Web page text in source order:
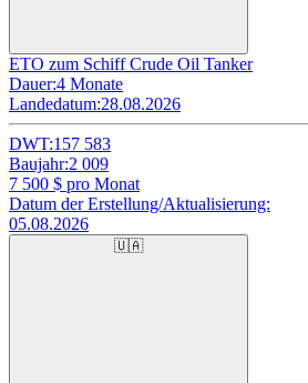
ETO zum Schiff Crude Oil Tanker
Dauer:4 Monate
Landedatum:28.08.2026
DWT:157 583
Baujahr:2 009
7 500 $ pro Monat
Datum der Erstellung/Aktualisierung:
05.08.2026
🇺🇦